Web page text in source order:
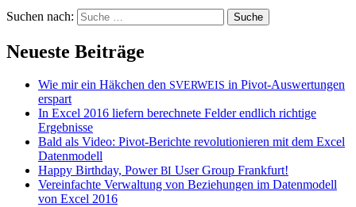
Suchen nach:
Neueste Beiträge
Wie mir ein Häkchen den SVERWEIS in Pivot-Auswertungen
erspart
In Excel 2016 liefern berechnete Felder endlich richtige
Ergebnisse
Bald als Video: Pivot-Berichte revolutionieren mit dem Excel
Datenmodell
Happy Birthday, PowerBI User Group Frankfurt!
Vereinfachte Verwaltung von Beziehungen im Datenmodell
von Excel 2016